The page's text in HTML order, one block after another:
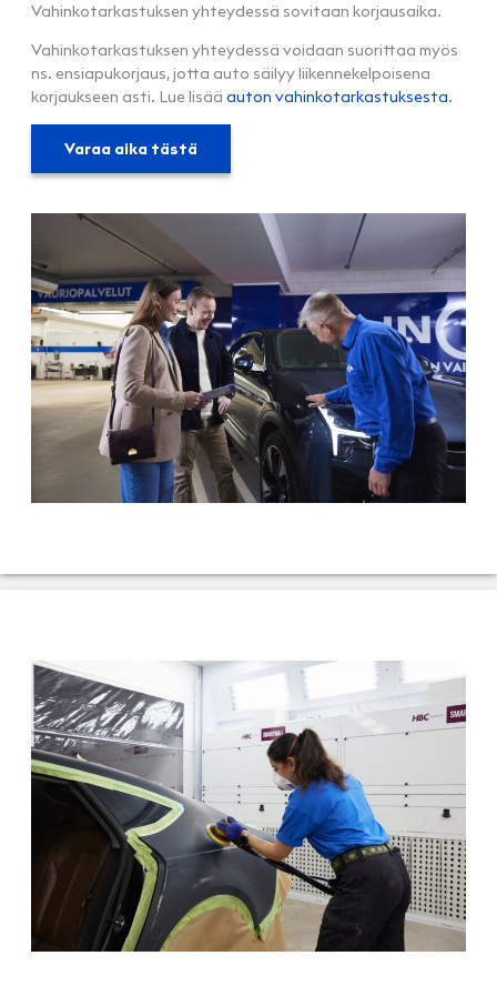
Vahinkotarkastuksen yhteydessä sovitaan korjausaika.
Vahinkotarkastuksen yhteydessä voidaan suorittaa myös
ns. ensiapukorjaus, jotta auto säilyy liikennekelpoisena
korjaukseen asti. Lue lisää auton vahinkotarkastuksesta.
Varaa aika tästä